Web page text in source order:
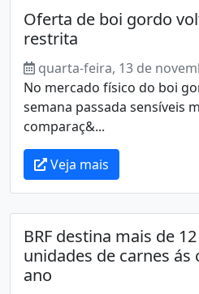
Oferta de boi gordo
restrita
quarta-feira, 13 de
No mercado físico do boi
semana passada sensíveis
comparaç&...
Veja mais
BRF destina mais de
unidades de carnes ás
ano